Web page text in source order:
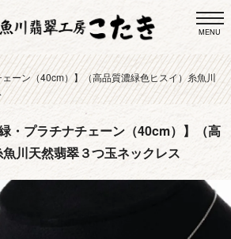
MENU
ーン（40cm）】（高品質濃緑色ヒスイ）糸魚川
・プラチナチェーン（40cm）】（高
川天然翡翠３つ玉ネックレス